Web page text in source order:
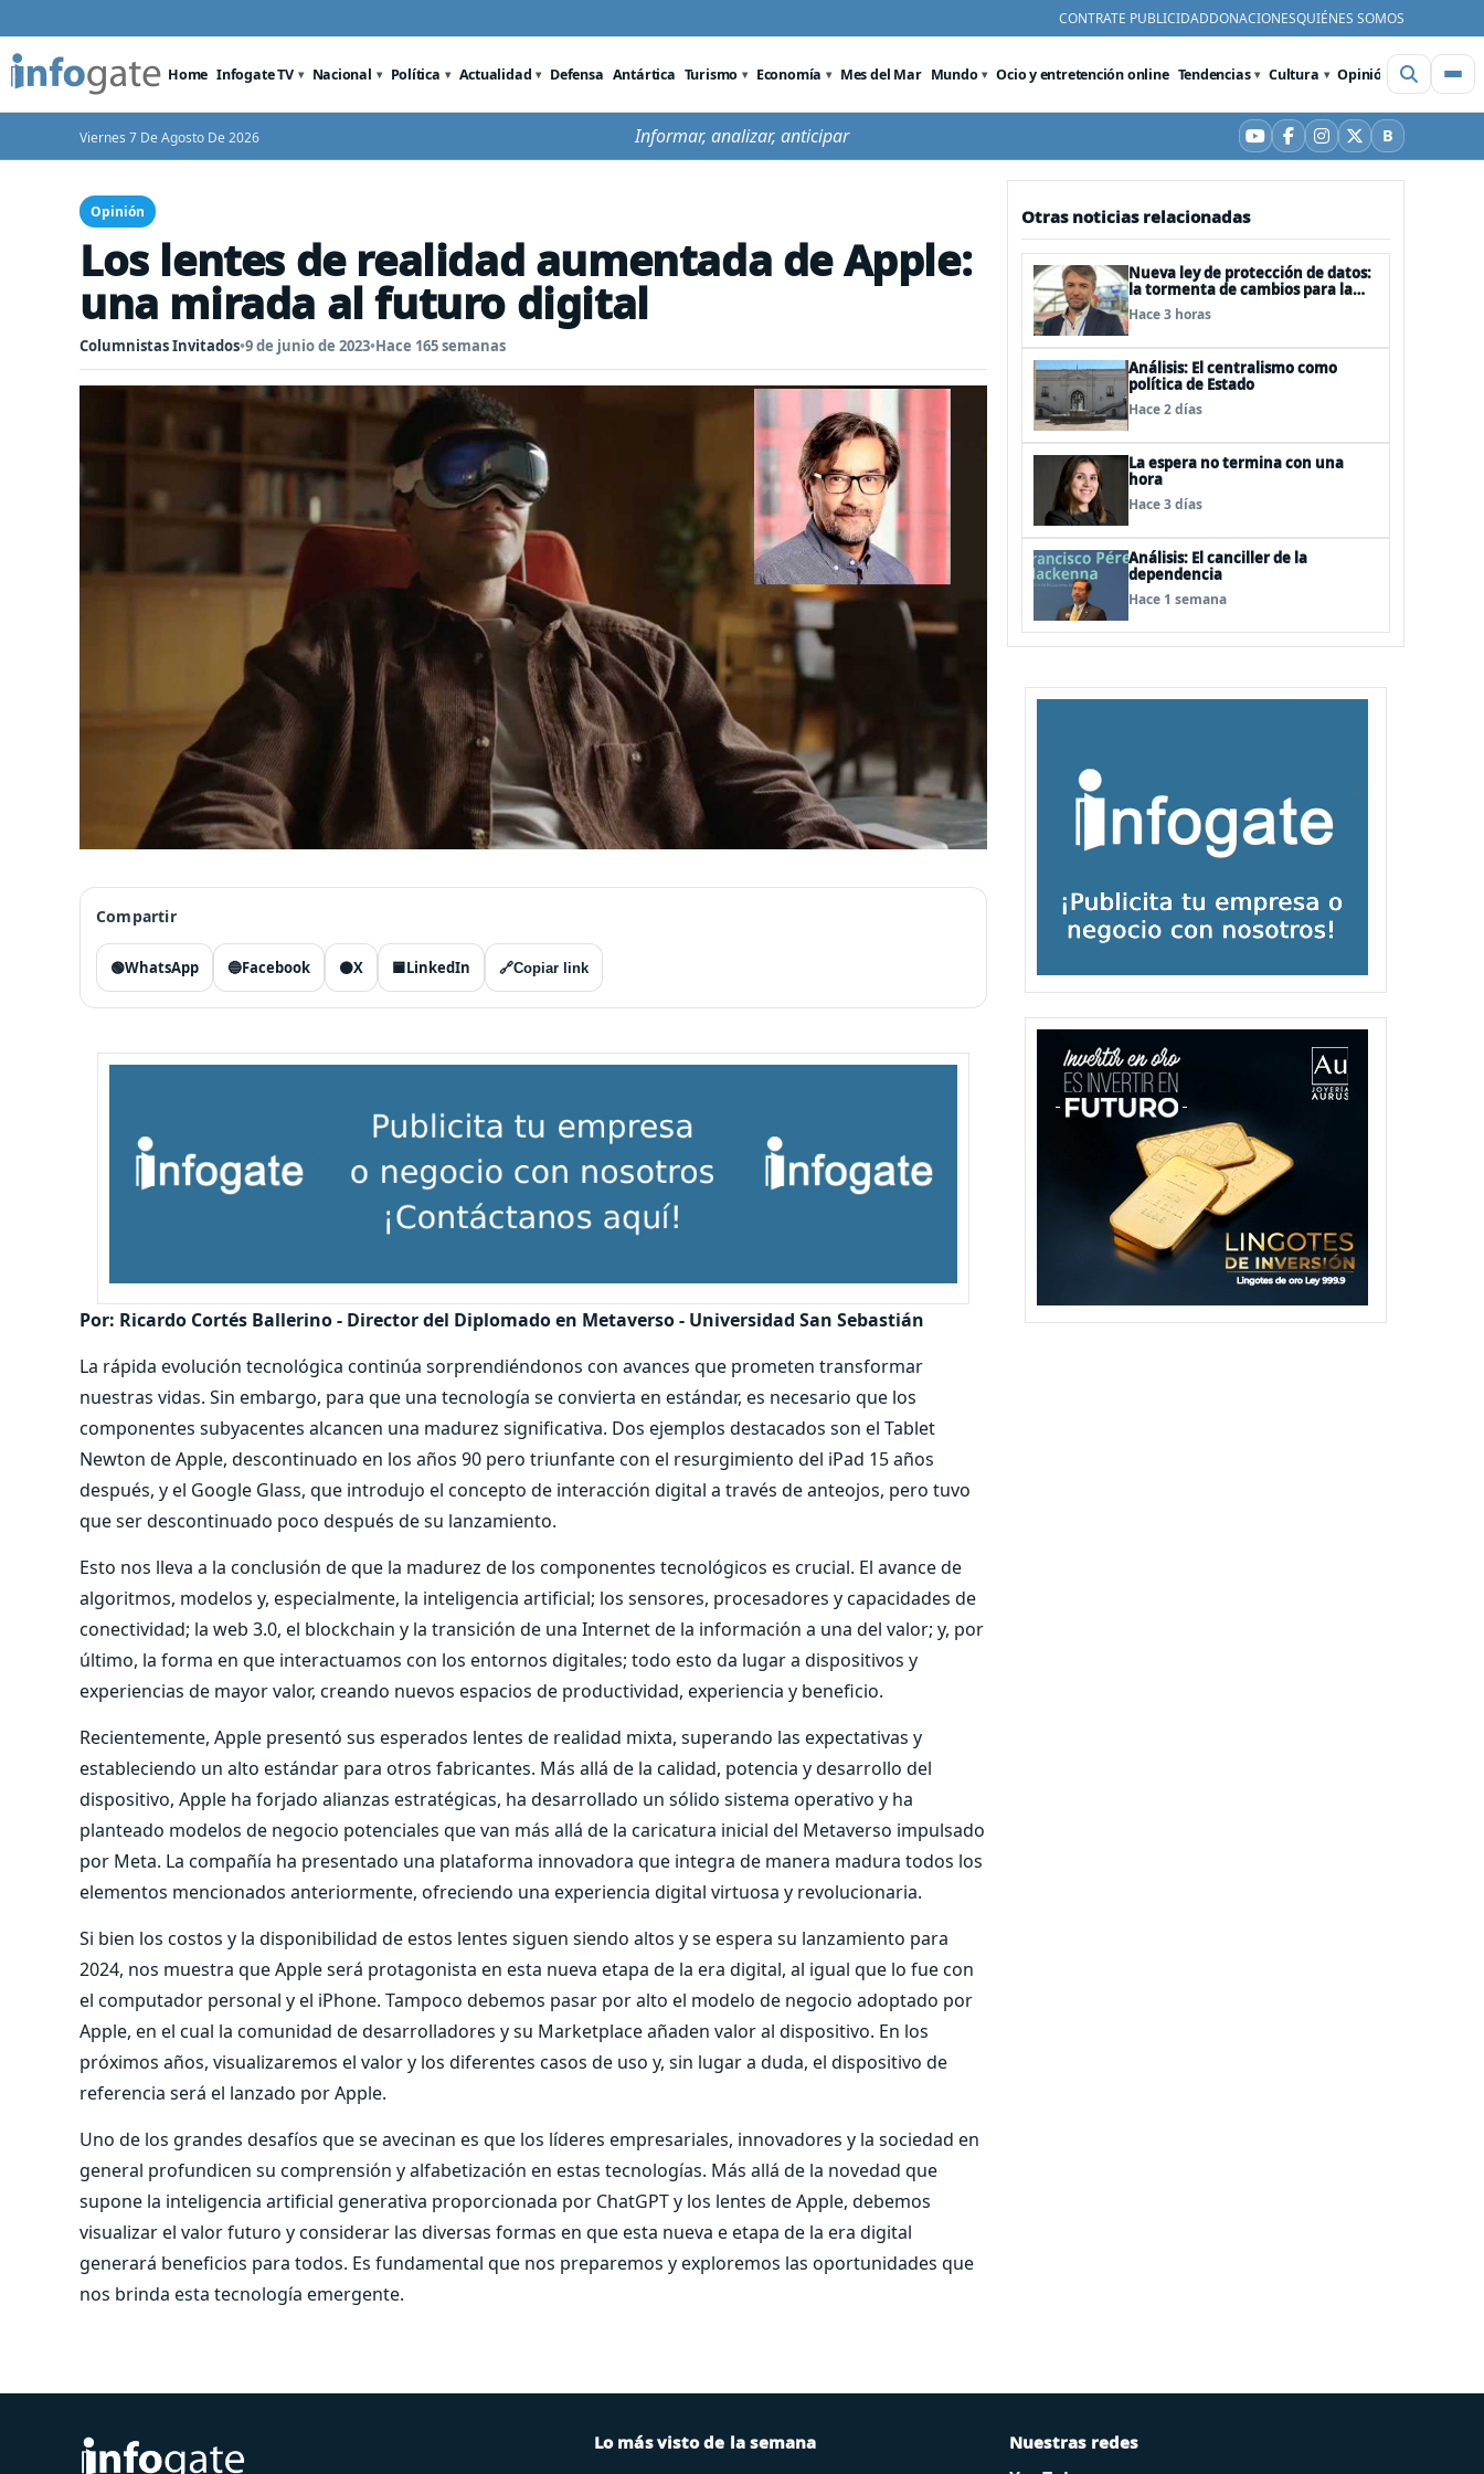
CONTRATE PUBLICIDADDONACIONESQUIÉNES SOMOS
Home Infogate TV Nacional Política Actualidad Defensa Antártica Turismo Economía Mes del Mar Mundo Ocio y entretención online Tendencias Cultura Opinión Videos
Viernes 7 De Agosto De 2026 Informar, analizar, anticipar YouTube
Facebook
Instagram
X BBluesky
Opinión
Los lentes de realidad aumentada de Apple:
una mirada al futuro digital
Columnistas Invitados•9 de junio de 2023•Hace 165 semanas
Compartir
🟢WhatsApp 🔵Facebook ⚫X 🟦LinkedIn 🔗Copiar link
Por: Ricardo Cortés Ballerino - Director del Diplomado en Metaverso - Universidad San Sebastián
La rápida evolución tecnológica continúa sorprendiéndonos con avances que prometen transformar
nuestras vidas. Sin embargo, para que una tecnología se convierta en estándar, es necesario que los
componentes subyacentes alcancen una madurez significativa. Dos ejemplos destacados son el Tablet
Newton de Apple, descontinuado en los años 90 pero triunfante con el resurgimiento del iPad 15 años
después, y el Google Glass, que introdujo el concepto de interacción digital a través de anteojos, pero tuvo
que ser descontinuado poco después de su lanzamiento.
Esto nos lleva a la conclusión de que la madurez de los componentes tecnológicos es crucial. El avance de
algoritmos, modelos y, especialmente, la inteligencia artificial; los sensores, procesadores y capacidades de
conectividad; la web 3.0, el blockchain y la transición de una Internet de la información a una del valor; y, por
último, la forma en que interactuamos con los entornos digitales; todo esto da lugar a dispositivos y
experiencias de mayor valor, creando nuevos espacios de productividad, experiencia y beneficio.
Recientemente, Apple presentó sus esperados lentes de realidad mixta, superando las expectativas y
estableciendo un alto estándar para otros fabricantes. Más allá de la calidad, potencia y desarrollo del
dispositivo, Apple ha forjado alianzas estratégicas, ha desarrollado un sólido sistema operativo y ha
planteado modelos de negocio potenciales que van más allá de la caricatura inicial del Metaverso impulsado
por Meta. La compañía ha presentado una plataforma innovadora que integra de manera madura todos los
elementos mencionados anteriormente, ofreciendo una experiencia digital virtuosa y revolucionaria.
Si bien los costos y la disponibilidad de estos lentes siguen siendo altos y se espera su lanzamiento para
2024, nos muestra que Apple será protagonista en esta nueva etapa de la era digital, al igual que lo fue con
el computador personal y el iPhone. Tampoco debemos pasar por alto el modelo de negocio adoptado por
Apple, en el cual la comunidad de desarrolladores y su Marketplace añaden valor al dispositivo. En los
próximos años, visualizaremos el valor y los diferentes casos de uso y, sin lugar a duda, el dispositivo de
referencia será el lanzado por Apple.
Uno de los grandes desafíos que se avecinan es que los líderes empresariales, innovadores y la sociedad en
general profundicen su comprensión y alfabetización en estas tecnologías. Más allá de la novedad que
supone la inteligencia artificial generativa proporcionada por ChatGPT y los lentes de Apple, debemos
visualizar el valor futuro y considerar las diversas formas en que esta nueva e etapa de la era digital
generará beneficios para todos. Es fundamental que nos preparemos y exploremos las oportunidades que
nos brinda esta tecnología emergente.
Otras noticias relacionadas
Nueva ley de protección de datos:
la tormenta de cambios para la
cual ya nos deberíamos estar
preparando
Hace 3 horas
Análisis: El centralismo como
política de Estado
Hace 2 días
La espera no termina con una
hora
Hace 3 días
Análisis: El canciller de la
dependencia
Hace 1 semana
Lo más visto de la semana Nuestras redes